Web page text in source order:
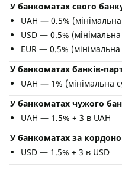
У банкоматах свого
UAH — 0.5%
USD — 0.5%
EUR — 0.5% (мінімальна
У банкоматах банків-
UAH — 1% (мінімальна
У банкоматах чужого
UAH — 1.5% + 3 в UAH
У банкоматах за
USD — 1.5% + 3 в USD